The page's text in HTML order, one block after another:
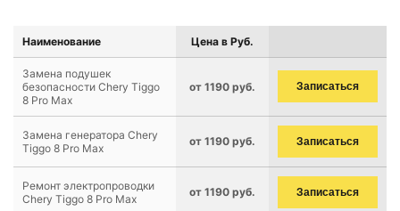
Наименование Цена в Руб.
Замена подушек
безопасности Chery Tiggo
8 Pro Max
от 1190 руб. Записаться
Замена генератора Chery
Tiggo 8 Pro Max
от 1190 руб. Записаться
Ремонт электропроводки
Chery Tiggo 8 Pro Max
от 1190 руб. Записаться